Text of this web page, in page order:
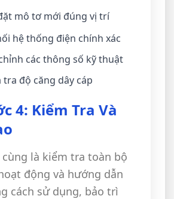
mô tơ mới đúng vị trí
hệ thống điện chính xác
các thông số kỹ thuật
tra độ căng dây cáp
4: Kiểm Tra Và
là kiểm tra toàn bộ
động và hướng dẫn
cách sử dụng, bảo trì